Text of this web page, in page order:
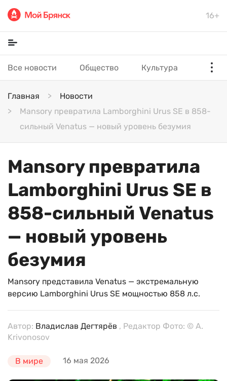
16+
Все новости Общество Культура
Главная
Новости
Mansory превратила Lamborghini Urus SE в 858-
сильный Venatus — новый уровень безумия
Mansory превратила
Lamborghini Urus SE в
858-сильный Venatus
— новый уровень
безумия
Mansory представила Venatus — экстремальную
версию Lamborghini Urus SE мощностью 858 л.с.
Автор: Владислав Дегтярёв , Редактор Фото: © A.
Krivonosov
В мире 16 мая 2026